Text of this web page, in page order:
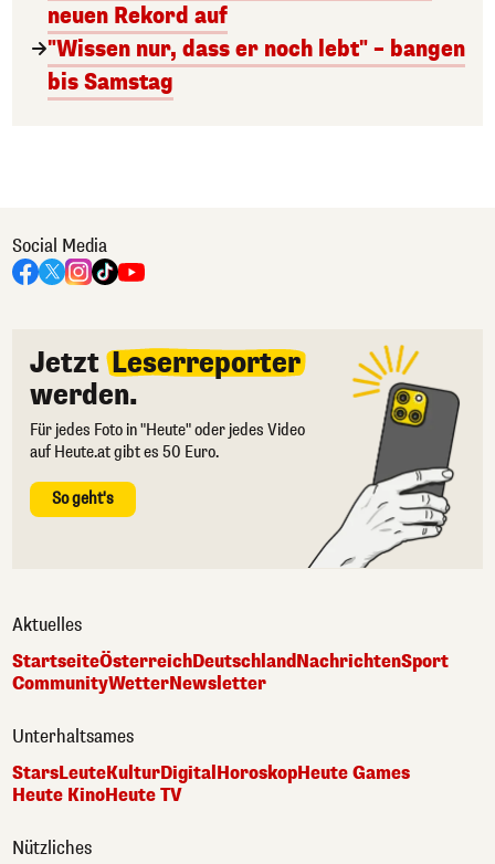
neuen Rekord auf
"Wissen nur, dass er noch lebt" – bangen
bis Samstag
Social Media
Jetzt Leserreporter
werden.
Für jedes Foto in "Heute" oder jedes Video
auf Heute.at gibt es 50 Euro.
So geht's
Aktuelles
StartseiteÖsterreichDeutschlandNachrichtenSport
CommunityWetterNewsletter
Unterhaltsames
StarsLeuteKulturDigital HoroskopHeute Games
Heute KinoHeute TV
Nützliches